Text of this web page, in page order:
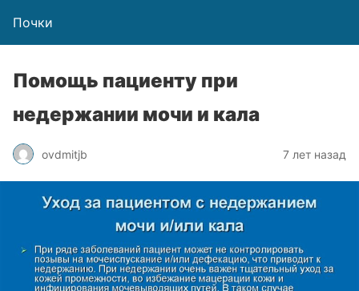
Почки
Помощь пациенту при
недержании мочи и кала
ovdmitjb 7 лет назад